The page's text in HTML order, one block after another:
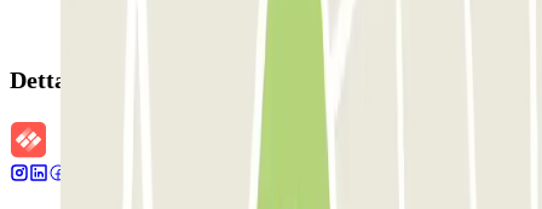
Dettagli della prenotazione